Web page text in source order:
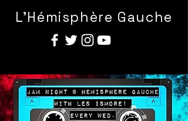
L'Hémisphère Gauche